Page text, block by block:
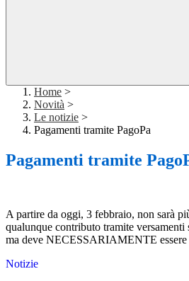
Home >
Novità >
Le notizie >
Pagamenti tramite PagoPa
Pagamenti tramite
A partire da oggi, 3 febbraio, non sarà
qualunque contributo tramite versamenti
ma deve NECESSARIAMENTE essere
Notizie